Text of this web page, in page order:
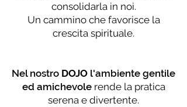
consolidarla in noi.
Un cammino che favorisce la
crescita spirituale.
Nel nostro DOJO l'ambiente gentile
ed amichevolerende la pratica
serena e divertente.